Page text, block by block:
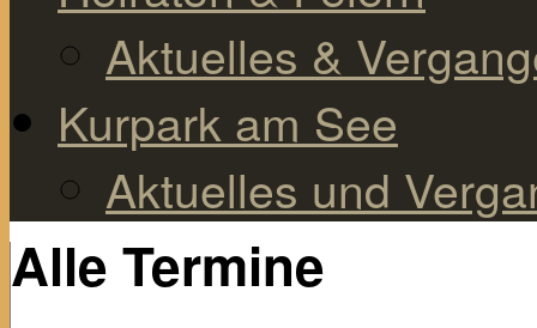
Aktuelles &
Kurpark am See
Aktuelles und
Alle Termine